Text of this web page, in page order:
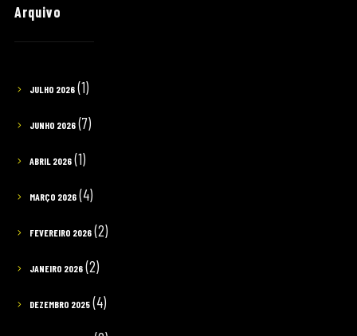
Arquivo
JULHO 2026(1)
JUNHO 2026(7)
ABRIL 2026(1)
MARÇO 2026(4)
FEVEREIRO 2026(2)
JANEIRO 2026(2)
DEZEMBRO 2025(4)